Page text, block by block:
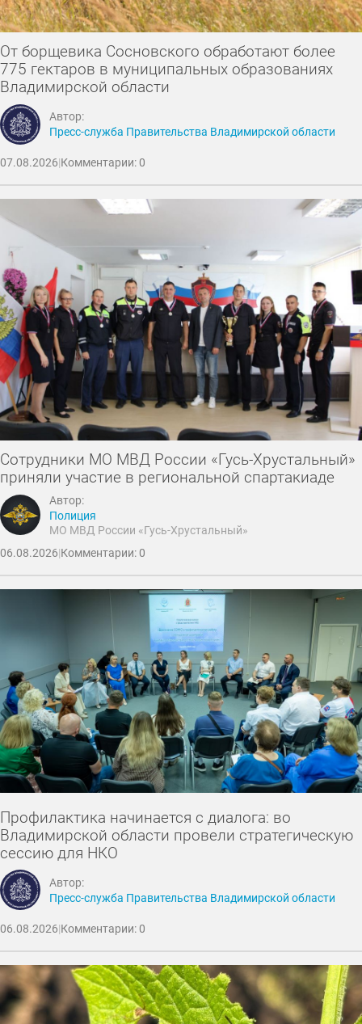
От борщевика Сосновского обработают более
775 гектаров в муниципальных образованиях
Владимирской области
Автор:
Пресс-служба Правительства Владимирской области
07.08.2026|Комментарии: 0
Сотрудники МО МВД России «Гусь-Хрустальный»
приняли участие в региональной спартакиаде
Автор:
Полиция
МО МВД России «Гусь-Хрустальный»
06.08.2026|Комментарии: 0
Профилактика начинается с диалога: во
Владимирской области провели стратегическую
сессию для НКО
Автор:
Пресс-служба Правительства Владимирской области
06.08.2026|Комментарии: 0